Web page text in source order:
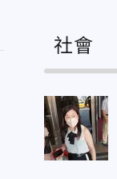
社會